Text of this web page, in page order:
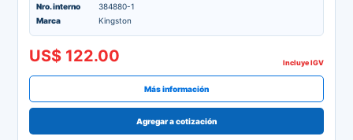
Nro. interno
384880-1
Marca
Kingston
US$ 122.00 Incluye IGV
Más información
Agregar a cotización